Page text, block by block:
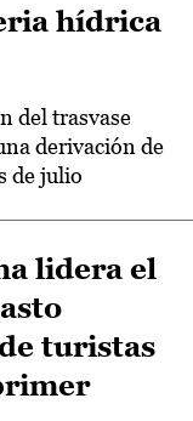
hídrica
del trasvase
derivación de
de julio
lidera el
turistas